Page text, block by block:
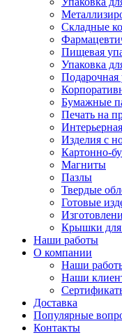
Складные
Пищевая
Упаковка
Подарочная
Бумажные
Печать на
Изделия с
Картонно-
Магниты
Пазлы
Твердые
Готовые
Крышки для
Наши работы
О компании
Наши
Наши
Доставка
Популярные
Контакты